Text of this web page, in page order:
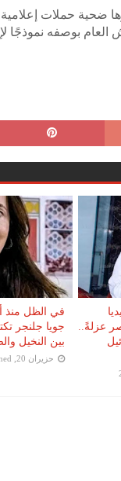
ضحية حملات
العام بوصفه نموذجًا
عزلةً..
جويا جلنجر
بين النخيل
حزيران 20, 2026